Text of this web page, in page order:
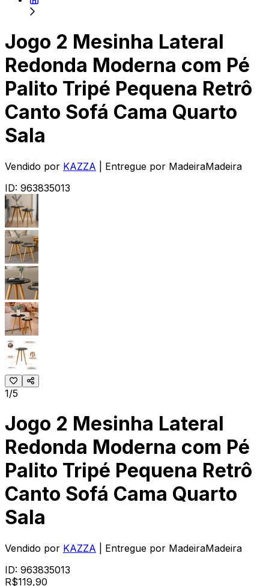
Jogo 2 Mesinha Lateral
Redonda Moderna com Pé
Palito Tripé Pequena Retrô
Canto Sofá Cama Quarto
Sala
Vendido por KAZZA | Entregue por MadeiraMadeira
ID: 963835013
1/5
Jogo 2 Mesinha Lateral
Redonda Moderna com Pé
Palito Tripé Pequena Retrô
Canto Sofá Cama Quarto
Sala
Vendido por KAZZA | Entregue por MadeiraMadeira
ID: 963835013
R$119,90